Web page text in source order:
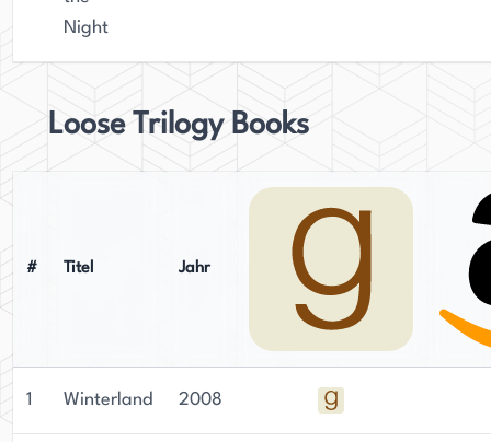
Night
Loose Trilogy Books
# Titel Jahr
1 Winterland 2008